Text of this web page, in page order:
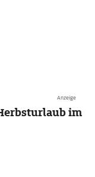
Anzeige
im